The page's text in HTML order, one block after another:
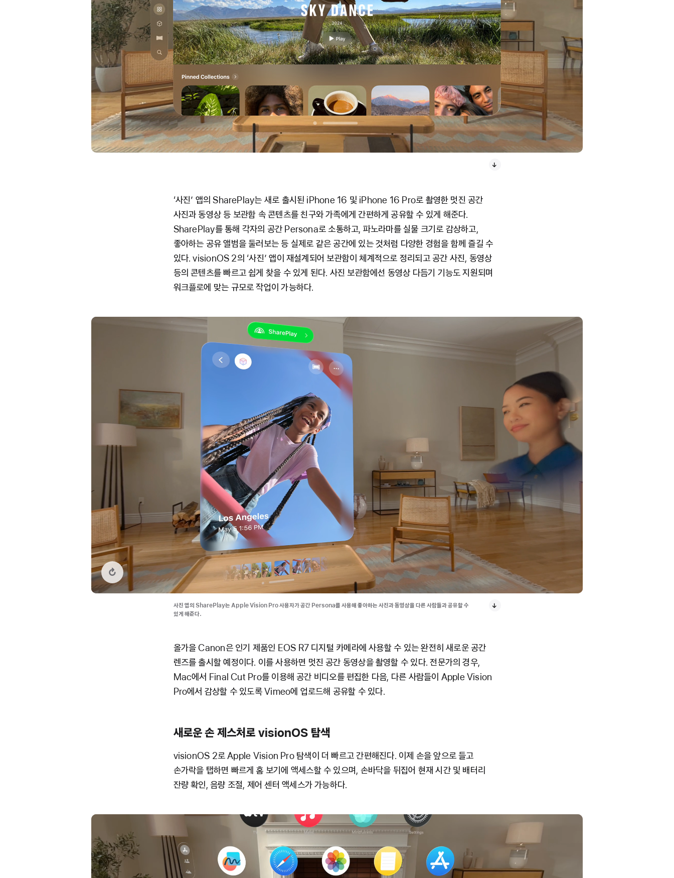
‘사진’ 앱의 SharePlay는 새로 출시된 iPhone 16 및 iPhone 16 Pro로 촬영한 멋진 공간
사진과 동영상 등 보관함 속 콘텐츠를 친구와 가족에게 간편하게 공유할 수 있게 해준다.
SharePlay를 통해 각자의 공간 Persona로 소통하고, 파노라마를 실물 크기로 감상하고,
좋아하는 공유 앨범을 둘러보는 등 실제로 같은 공간에 있는 것처럼 다양한 경험을 함께 즐길 수
있다. visionOS 2의 ‘사진’ 앱이 재설계되어 보관함이 체계적으로 정리되고 공간 사진, 동영상
등의 콘텐츠를 빠르고 쉽게 찾을 수 있게 된다. 사진 보관함에선 동영상 다듬기 기능도 지원되며
워크플로에 맞는 규모로 작업이 가능하다.
비디오 다시보기:
사진 앱의 SharePlay는 Apple Vision Pro 사용자가 공간 Persona를 사용해 좋아하는 사진과 동영상을 다른 사람들과 공유할 수
있게 해준다.
올가을 Canon은 인기 제품인 EOS R7 디지털 카메라에 사용할 수 있는 완전히 새로운 공간
렌즈를 출시할 예정이다. 이를 사용하면 멋진 공간 동영상을 촬영할 수 있다. 전문가의 경우,
Mac에서 Final Cut Pro를 이용해 공간 비디오를 편집한 다음, 다른 사람들이 Apple Vision
Pro에서 감상할 수 있도록 Vimeo에 업로드해 공유할 수 있다.
새로운 손 제스처로 visionOS 탐색
visionOS 2로 Apple Vision Pro 탐색이 더 빠르고 간편해진다. 이제 손을 앞으로 들고
손가락을 탭하면 빠르게 홈 보기에 액세스할 수 있으며, 손바닥을 뒤집어 현재 시간 및 배터리
잔량 확인, 음량 조절, 제어 센터 액세스가 가능하다.